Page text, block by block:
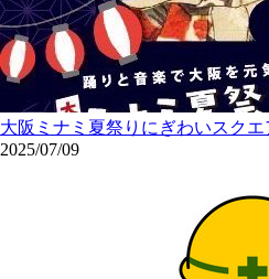
大阪ミナミ夏祭りにぎわいスクエ
2025/07/09